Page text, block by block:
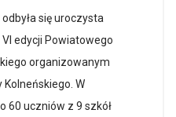
się uroczysta
edycji Powiatowego
organizowanym
W
60 uczniów z 9 szkół